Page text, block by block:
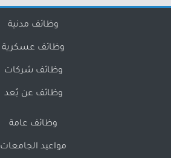
وظائف مدنية
وظائف عسكرية
وظائف شركات
وظائف عن بُعد
وظائف عامة
مواعيد الجامعات